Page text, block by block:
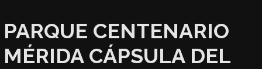
PARQUE CENTENARIO
MÉRIDA CÁPSULA DEL